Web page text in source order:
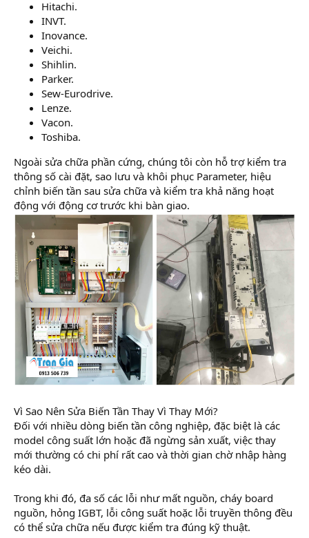
Hitachi.
INVT.
Inovance.
Veichi.
Shihlin.
Parker.
Sew-Eurodrive.
Lenze.
Vacon.
Toshiba.
Ngoài sửa chữa phần cứng, chúng tôi còn hỗ trợ kiểm tra
thông số cài đặt, sao lưu và khôi phục Parameter, hiệu
chỉnh biến tần sau sửa chữa và kiểm tra khả năng hoạt
động với động cơ trước khi bàn giao.
Vì Sao Nên Sửa Biến Tần Thay Vì Thay Mới?
Đối với nhiều dòng biến tần công nghiệp, đặc biệt là các
model công suất lớn hoặc đã ngừng sản xuất, việc thay
mới thường có chi phí rất cao và thời gian chờ nhập hàng
kéo dài.
Trong khi đó, đa số các lỗi như mất nguồn, cháy board
nguồn, hỏng IGBT, lỗi công suất hoặc lỗi truyền thông đều
có thể sửa chữa nếu được kiểm tra đúng kỹ thuật.